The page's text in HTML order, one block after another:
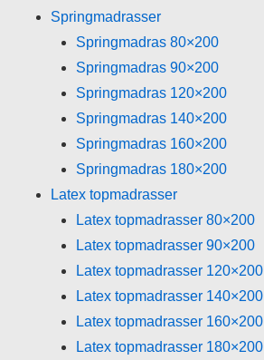
Springmadrasser
Springmadras 80×200
Springmadras 90×200
Springmadras 120×200
Springmadras 140×200
Springmadras 160×200
Springmadras 180×200
Latex topmadrasser
Latex topmadrasser 80×200
Latex topmadrasser 90×200
Latex topmadrasser 120×200
Latex topmadrasser 140×200
Latex topmadrasser 160×200
Latex topmadrasser 180×200